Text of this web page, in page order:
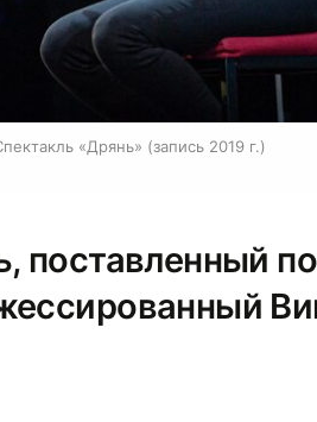
«Дрянь» (запись 2019 г.)
поставленный